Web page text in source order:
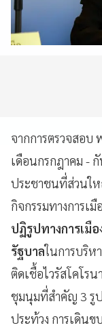
จากการตรวจสอบ
เดือนกรกฎาคม -
ประชาชนที่ส่วนใ
กิจกรรมทางการเ
ปฏิรูปทางการเมือ
รัฐบาลในการบริห
ติดเชื้อไวรัสโคโร
ชุมนุมที่สำคัญ 3 รู
ประท้วง การเดิน